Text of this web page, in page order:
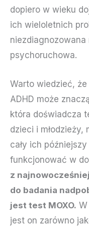
dopiero w wieku
ich wieloletnich
psychoruchowa.
Warto wiedzieć,
ADHD może
która doświadcza
dzieci i
cały ich
funkcjonować w
z
do badania
jest test MOXO.
jest on zarówno